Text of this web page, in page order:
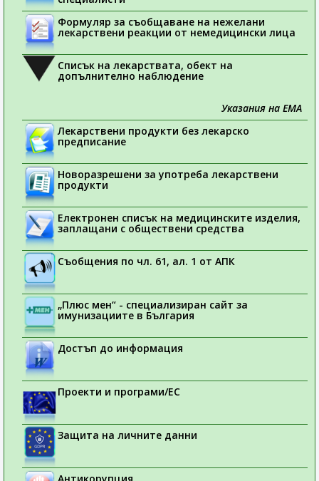
Формуляр за съобщаване на нежелани
лекарствени реакции от немедицински лица
Списък на лекарствата, обект на
допълнително наблюдение
Указания на ЕМА
Лекарствени продукти без лекарско
предписание
Новоразрешени за употреба лекарствени
продукти
Електронен списък на медицинските изделия,
заплащани с обществени средства
Съобщения по чл. 61, ал. 1 от АПК
„Плюс мен“ - специализиран сайт за
имунизациите в България
Достъп до информация
Проекти и програми/ЕС
Защита на личните данни